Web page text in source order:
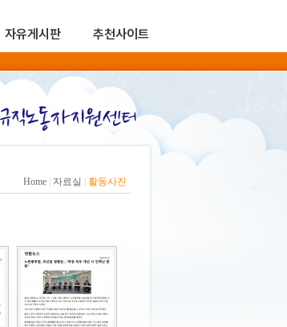
자유게시판 추천사이트
Home 자료실 활동사진